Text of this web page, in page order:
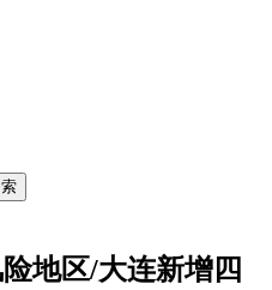
地区/大连新增四